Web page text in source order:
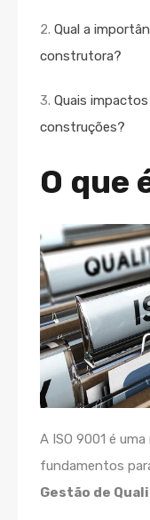
2. Qual a
construtora?
3. Quais
construções?
O que
A ISO 9001 é
fundamentos
Gestão de